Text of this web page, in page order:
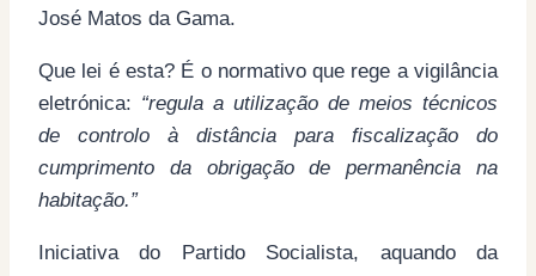
José Matos da Gama.
Que lei é esta? É o normativo que rege a vigilância
eletrónica: “regula a utilização de meios técnicos
de controlo à distância para fiscalização do
cumprimento da obrigação de permanência na
habitação.”
Iniciativa do Partido Socialista, aquando da